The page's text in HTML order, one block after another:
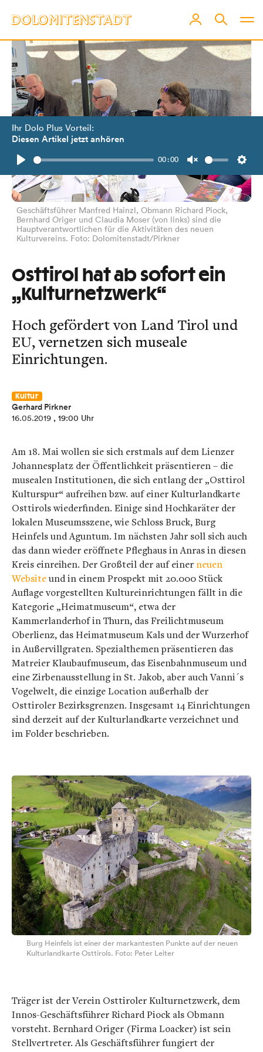
Ihr Dolo Plus Vorteil:
Diesen Artikel jetzt anhören
Play
00:00
Unmute
Geschäftsführer Manfred Hainzl, Obmann Richard Piock,
Bernhard Origer und Claudia Moser (von links) sind die
Hauptverantwortlichen für die Aktivitäten des neuen
Kulturvereins. Foto: Dolomitenstadt/Pirkner
Osttirol hat ab sofort ein
„Kulturnetzwerk“
Hoch gefördert von Land Tirol und
EU, vernetzen sich museale
Einrichtungen.
Kultur
Gerhard Pirkner
16.05.2019 , 19:00 Uhr
Am 18. Mai wollen sie sich erstmals auf dem Lienzer
Johannesplatz der Öffentlichkeit präsentieren – die
musealen Institutionen, die sich entlang der „Osttirol
Kulturspur“ aufreihen bzw. auf einer Kulturlandkarte
Osttirols wiederfinden. Einige sind Hochkaräter der
lokalen Museumsszene, wie Schloss Bruck, Burg
Heinfels und Aguntum. Im nächsten Jahr soll sich auch
das dann wieder eröffnete Pfleghaus in Anras in diesen
Kreis einreihen. Der Großteil der auf einer neuen
Websiteund in einem Prospekt mit 20.000 Stück
Auflage vorgestellten Kultureinrichtungen fällt in die
Kategorie „Heimatmuseum“, etwa der
Kammerlanderhof in Thurn, das Freilichtmuseum
Oberlienz, das Heimatmuseum Kals und der Wurzerhof
in Außervillgraten. Spezialthemen präsentieren das
Matreier Klaubaufmuseum, das Eisenbahnmuseum und
eine Zirbenausstellung in St. Jakob, aber auch Vanni´s
Vogelwelt, die einzige Location außerhalb der
Osttiroler Bezirksgrenzen. Insgesamt 14 Einrichtungen
sind derzeit auf der Kulturlandkarte verzeichnet und
im Folder beschrieben.
Burg Heinfels ist einer der markantesten Punkte auf der neuen
Kulturlandkarte Osttirols. Foto: Peter Leiter
Träger ist der Verein Osttiroler Kulturnetzwerk, dem
Innos-Geschäftsführer Richard Piock als Obmann
vorsteht. Bernhard Origer (Firma Loacker) ist sein
Stellvertreter. Als Geschäftsführer fungiert der